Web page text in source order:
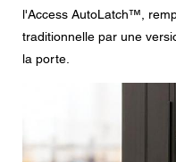
l'Access AutoLatch™,
traditionnelle par une
la porte.